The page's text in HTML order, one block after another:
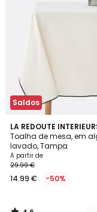
Saldos
LA REDOUTE
Toalha de mesa, em
lavado, Tampa
A partir de
29.99 €
14.99 € -50%
4,6
/ 5
5
Cores